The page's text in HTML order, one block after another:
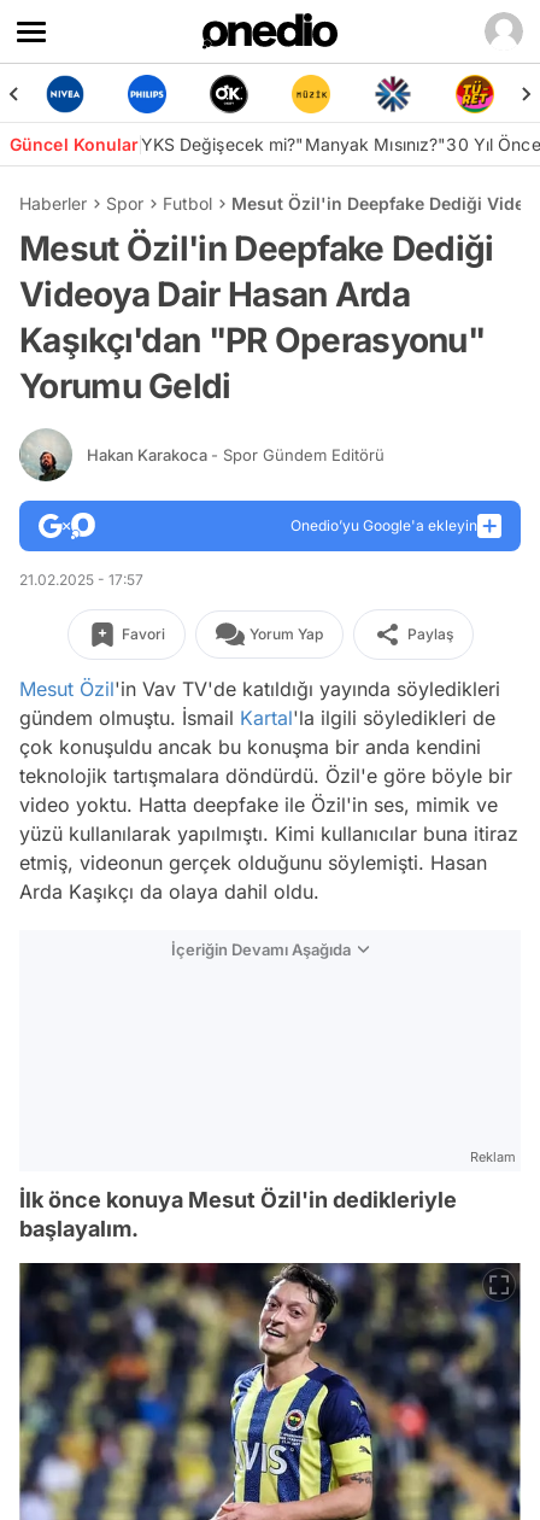
Güncel KonularYKS Değişecek mi?"Manyak Mısınız?"30 Yıl
Haberler Spor Futbol Mesut Özil'in Deepfake Dediği
Mesut Özil'in Deepfake Dediği
Videoya Dair Hasan Arda
Kaşıkçı'dan "PR Operasyonu"
Yorumu Geldi
Hakan Karakoca - Spor Gündem Editörü
Onedio’yu Google'a ekleyin
21.02.2025 - 17:57
Favori Yorum Yap Paylaş
Mesut Özil'in Vav TV'de katıldığı yayında söyledikleri
gündem olmuştu. İsmail Kartal'la ilgili söyledikleri de
çok konuşuldu ancak bu konuşma bir anda kendini
teknolojik tartışmalara döndürdü. Özil'e göre böyle bir
video yoktu. Hatta deepfake ile Özil'in ses, mimik ve
yüzü kullanılarak yapılmıştı. Kimi kullanıcılar buna itiraz
etmiş, videonun gerçek olduğunu söylemişti. Hasan
Arda Kaşıkçı da olaya dahil oldu.
İçeriğin Devamı Aşağıda
Reklam
İlk önce konuya Mesut Özil'in dedikleriyle
başlayalım.